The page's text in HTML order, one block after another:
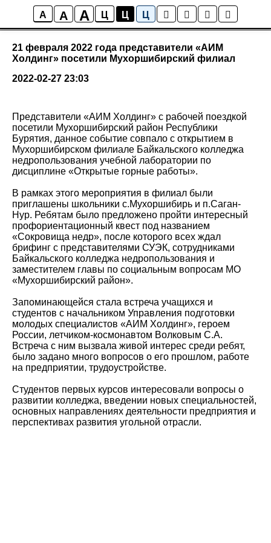
A A A Ц Ц Ц
Новости колледжа
21 февраля 2022 года представители «АИМ
Холдинг» посетили Мухоршибирский филиал
2022-02-27 23:03
Представители «АИМ Холдинг» с рабочей поездкой
посетили Мухоршибирский район Республики
Бурятия, данное событие совпало с открытием в
Мухоршибирском филиале Байкальского колледжа
недропользования учебной лаборатории по
дисциплине «Открытые горные работы».
В рамках этого мероприятия в филиал были
приглашены школьники с.Мухоршибирь и п.Саган-
Нур. Ребятам было предложено пройти интересный
профориентационный квест под названием
«Сокровища недр», после которого всех ждал
брифинг с представителями СУЭК, сотрудниками
Байкальского колледжа недропользования и
заместителем главы по социальным вопросам МО
«Мухоршибирский район».
Запоминающейся стала встреча учащихся и
студентов с начальником Управления подготовки
молодых специалистов «АИМ Холдинг», героем
России, летчиком-космонавтом Волковым С.А.
Встреча с ним вызвала живой интерес среди ребят,
было задано много вопросов о его прошлом, работе
на предприятии, трудоустройстве.
Студентов первых курсов интересовали вопросы о
развитии колледжа, введении новых специальностей,
основных направлениях деятельности предприятия и
перспективах развития угольной отрасли.